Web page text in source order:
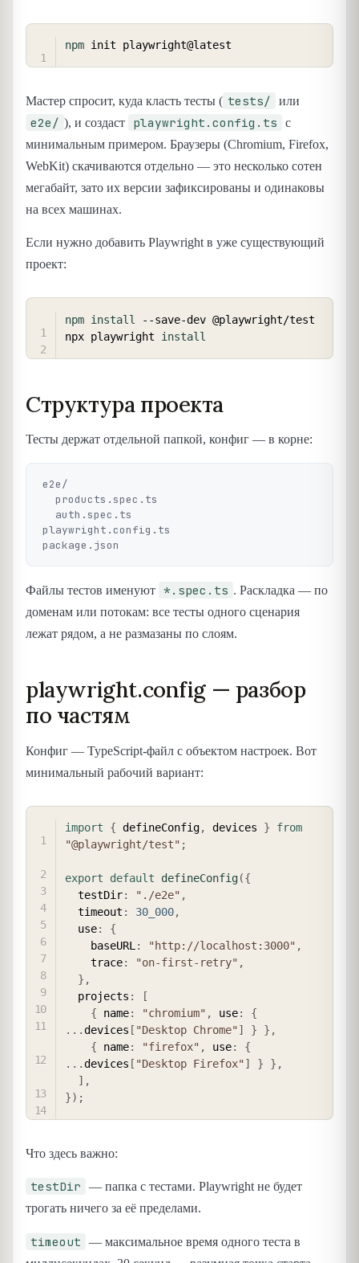
npm
Мастер спросит, куда класть тесты ( tests/ или
e2e/ ), и создаст playwright.config.ts
с
минимальным примером. Браузеры (Chromium, Firefox,
WebKit) скачиваются отдельно — это несколько сотен
мегабайт, зато их версии зафиксированы и одинаковы
на всех машинах.
Если нужно добавить Playwright в уже существующий
проект:
npm install
--save-dev @playwright/test
npx playwright install
Структура проекта
Тесты держат отдельной папкой, конфиг — в корне:
e2e/
playwright.config.ts
Файлы тестов именуют *.spec.ts . Раскладка — по
доменам или потокам: все тесты одного сценария
лежат рядом, а не размазаны по слоям.
playwright.config — разбор
по частям
Конфиг — TypeScript-файл с объектом настроек. Вот
минимальный рабочий вариант:
import { defineConfig, devices }
from
"@playwright/test" ;
export default defineConfig({
  testDir
: "./e2e" ,
  timeout
: 30_000,
  use
:
{
    baseURL
: "http://localhost:3000" ,
    trace
: "on-first-retry" ,
} ,
  projects
:
[
{ name: "chromium" , use:
{
...devices [ "Desktop Chrome"] } } ,
{ name: "firefox" , use:
{
...devices [ "Desktop Firefox"] } } ,
] ,
}) ;
Что здесь важно:
testDir
— папка с тестами. Playwright не будет
трогать ничего за её пределами.
timeout
— максимальное время одного теста в